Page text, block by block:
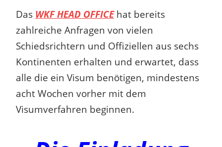
Das WKF HEAD OFFICEhat bereits
zahlreiche Anfragen von vielen
Schiedsrichtern und Offiziellen aus sechs
Kontinenten erhalten und erwartet, dass
alle die ein Visum benötigen, mindestens
acht Wochen vorher mit dem
Visumverfahren beginnen.